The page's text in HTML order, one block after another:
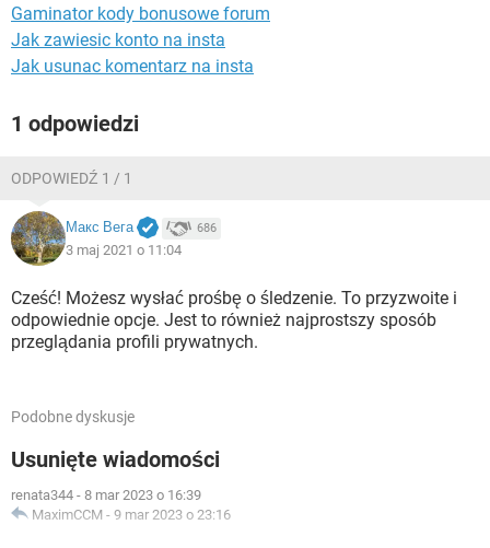
Gaminator kody bonusowe forum
Jak zawiesic konto na insta
Jak usunac komentarz na insta
1 odpowiedzi
ODPOWIEDŹ 1 / 1
Макс Вега 686
3 maj 2021 o 11:04
Cześć! Możesz wysłać prośbę o śledzenie. To przyzwoite i
odpowiednie opcje. Jest to również najprostszy sposób
przeglądania profili prywatnych.
Podobne dyskusje
Usunięte wiadomości
renata344 - 8 mar 2023 o 16:39
MaximCCM - 9 mar 2023 o 23:16